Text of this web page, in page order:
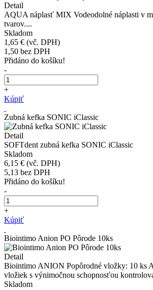
Detail
AQUA náplasť MIX Vodeodolné náplasti v
tvarov....
Skladom
1,65 € (vč. DPH)
1,50 bez DPH
Přidáno do košíku!
-
+
Kúpiť
Zubná kefka SONIC iClassic
Detail
SOFTdent zubná kefka SONIC iClassic
Skladom
6,15 € (vč. DPH)
5,13 bez DPH
Přidáno do košíku!
-
+
Kúpiť
Biointimo Anion PO Pôrode 10ks
Detail
Biointimo ANION Popôrodné vložky: 10 ks
vložiek s výnimočnou schopnosťou
Skladom